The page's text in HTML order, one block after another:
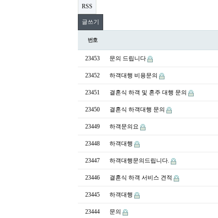
RSS
글쓰기
번호
23453 문의 드립니다
23452 하객대행 비용문의
23451 결혼식 하객 및 혼주 대행 문의
23450 결혼식 하객대행 문의
23449 하객문의요
23448 하객대행
23447 하객대행문의드립니다.
23446 결혼식 하객 서비스 견적
23445 하객대행
23444 문의